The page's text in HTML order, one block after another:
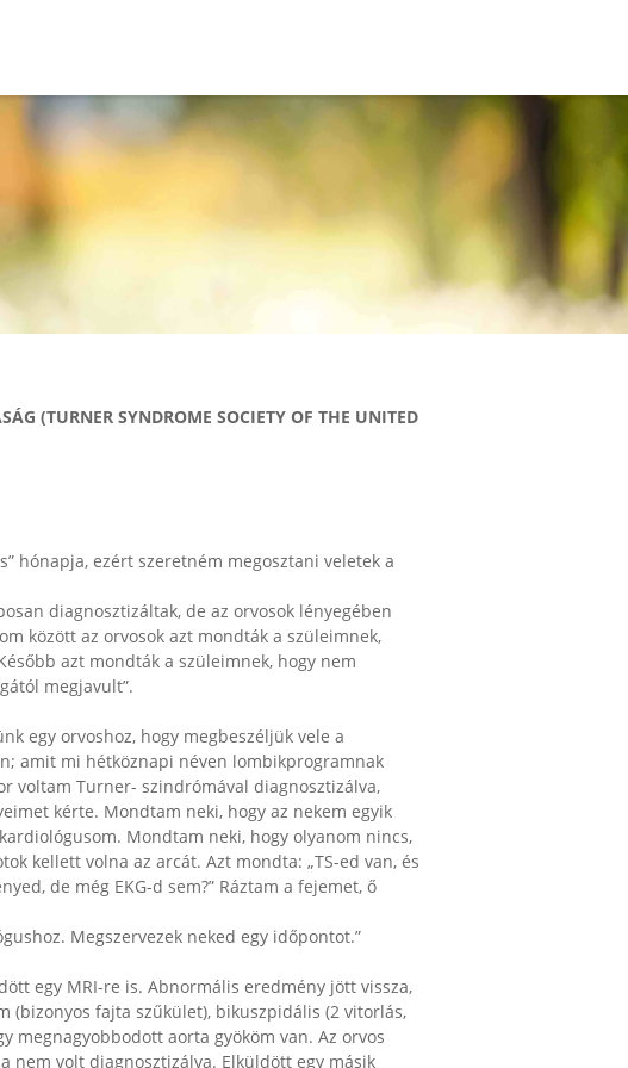
(TURNER SYNDROME SOCIETY OF THE UNITED
hónapja, ezért szeretném megosztani veletek a
diagnosztizáltak, de az orvosok lényegében
között az orvosok azt mondták a szüleimnek,
azt mondták a szüleimnek, hogy nem
megjavult”.
egy orvoshoz, hogy megbeszéljük vele a
amit mi hétköznapi néven lombikprogramnak
voltam Turner- szindrómával diagnosztizálva,
kérte. Mondtam neki, hogy az nekem egyik
Mondtam neki, hogy olyanom nincs,
kellett volna az arcát. Azt mondta: „TS-ed van, és
de még EKG-d sem?” Ráztam a fejemet, ő
Megszervezek neked egy időpontot.”
egy MRI-re is. Abnormális eredmény jött vissza,
(bizonyos fajta szűkület), bikuszpidális (2 vitorlás,
megnagyobbodott aorta gyököm van. Az orvos
nem volt diagnosztizálva. Elküldött egy másik